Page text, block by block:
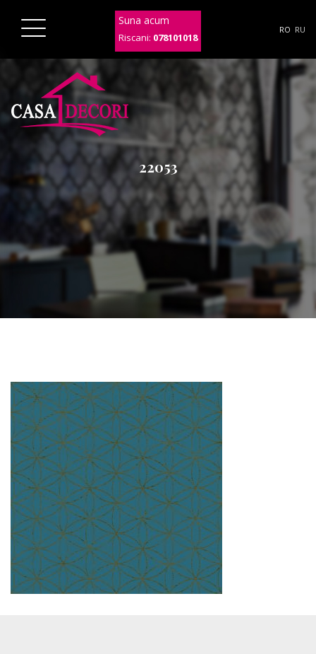
Suna acum
Riscani: 078101018
RO RU
22053